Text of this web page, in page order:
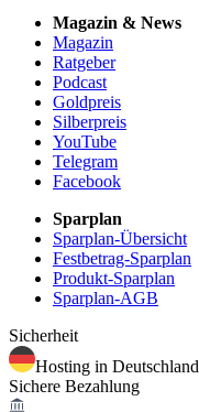
Magazin & News
Magazin
Ratgeber
Podcast
Goldpreis
Silberpreis
YouTube
Telegram
Facebook
Sparplan
Sparplan-Übersicht
Festbetrag-Sparplan
Produkt-Sparplan
Sparplan-AGB
Sicherheit
Hosting in Deutschland
Sichere Bezahlung